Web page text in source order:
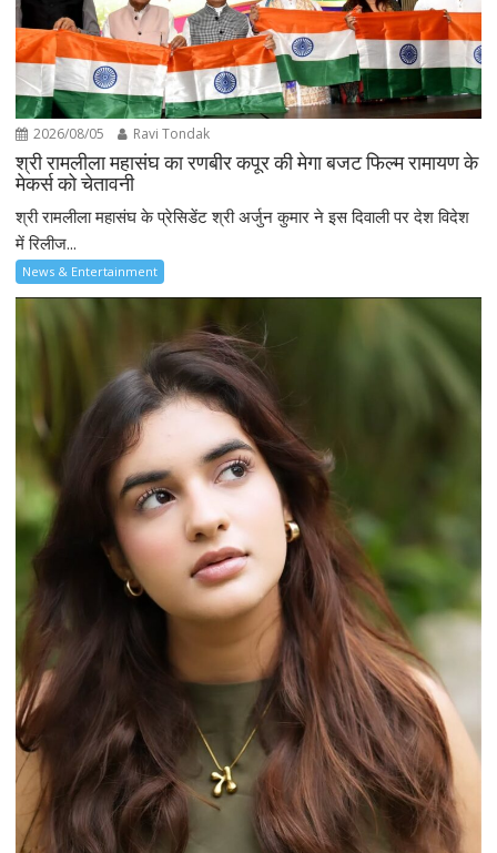
2026/08/05 Ravi Tondak
श्री रामलीला महासंघ का रणबीर कपूर की मेगा बजट फिल्म रामायण के
मेकर्स को चेतावनी
श्री रामलीला महासंघ के प्रेसिडेंट श्री अर्जुन कुमार ने इस दिवाली पर देश विदेश
में रिलीज...
News & Entertainment